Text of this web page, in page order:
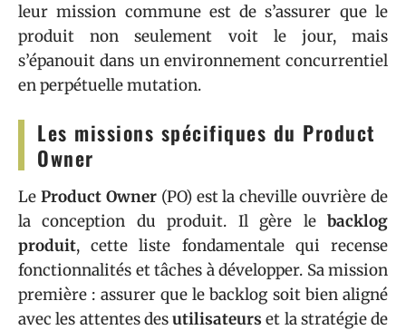
leur mission commune est de s’assurer que le
produit non seulement voit le jour, mais
s’épanouit dans un environnement concurrentiel
en perpétuelle mutation.
Les missions spécifiques du Product
Owner
Le Product Owner(PO) est la cheville ouvrière de
la conception du produit. Il gère le backlog
produit, cette liste fondamentale qui recense
fonctionnalités et tâches à développer. Sa mission
première : assurer que le backlog soit bien aligné
avec les attentes desutilisateurs et la stratégie de